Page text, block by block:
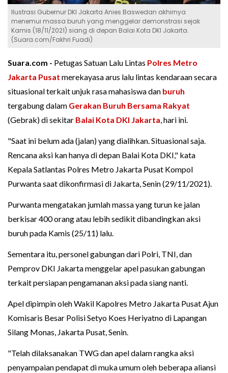
Ilustrasi Gubernur DKI Jakarta Anies Baswedan akhirnya
menemui massa buruh yang menggelar demonstrasi sejak
Kamis (18/11/2021) siang di depan Balai Kota DKI Jakarta.
(Suara.com/Fakhri Fuadi)
Suara.com - Petugas Satuan Lalu Lintas Polres Metro
Jakarta Pusat merekayasa arus lalu lintas kendaraan secara
situasional terkait unjuk rasa mahasiswa dan buruh
tergabung dalam Gerakan Buruh Bersama Rakyat
(Gebrak) di sekitar Balai Kota DKI Jakarta, hari ini.
"Saat ini belum ada (jalan) yang dialihkan. Situasional saja.
Rencana aksi kan hanya di depan Balai Kota DKI," kata
Kepala Satlantas Polres Metro Jakarta Pusat Kompol
Purwanta saat dikonfirmasi di Jakarta, Senin (29/11/2021).
Purwanta mengatakan jumlah massa yang turun ke jalan
berkisar 400 orang atau lebih sedikit dibandingkan aksi
buruh pada Kamis (25/11) lalu.
Sementara itu, personel gabungan dari Polri, TNI, dan
Pemprov DKI Jakarta menggelar apel pasukan gabungan
terkait persiapan pengamanan aksi pada siang nanti.
Apel dipimpin oleh Wakil Kapolres Metro Jakarta Pusat Ajun
Komisaris Besar Polisi Setyo Koes Heriyatno di Lapangan
Silang Monas, Jakarta Pusat, Senin.
"Telah dilaksanakan TWG dan apel dalam rangka aksi
penyampaian pendapat di muka umum oleh beberapa aliansi